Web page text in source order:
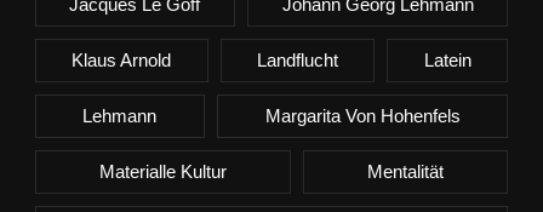
Jacques Le Goff Johann Georg Lehmann
Klaus Arnold Landflucht Latein
Lehmann Margarita Von Hohenfels
Materialle Kultur Mentalität